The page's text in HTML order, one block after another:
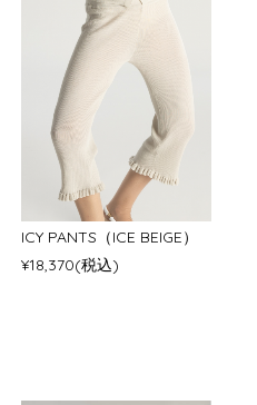
ICY PANTS（ICE BEIGE）
¥18,370(税込)